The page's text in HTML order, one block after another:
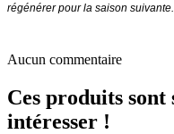
régénérer pour la saison suivante.
Aucun commentaire
Ces produits sont
intéresser !